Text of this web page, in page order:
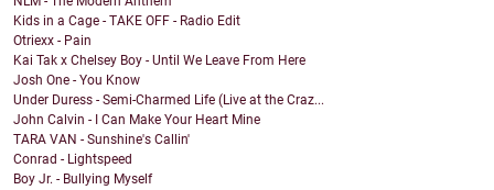
Kids in a Cage - TAKE OFF - Radio Edit
Otriexx - Pain
Kai Tak x Chelsey Boy - Until We Leave From Here
Josh One - You Know
Under Duress - Semi-Charmed Life (Live at the Craz...
John Calvin - I Can Make Your Heart Mine
TARA VAN - Sunshine's Callin'
Conrad - Lightspeed
Boy Jr. - Bullying Myself